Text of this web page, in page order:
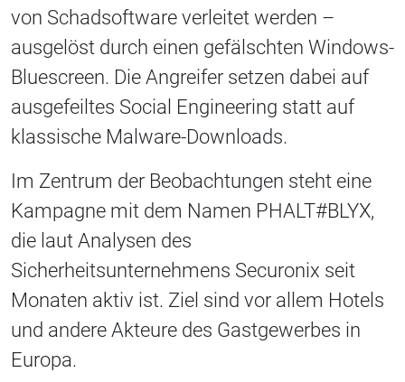
von Schadsoftware verleitet werden –
ausgelöst durch einen gefälschten Windows-
Bluescreen. Die Angreifer setzen dabei auf
ausgefeiltes Social Engineering statt auf
klassische Malware-Downloads.
Im Zentrum der Beobachtungen steht eine
Kampagne mit dem Namen PHALT#BLYX,
die laut Analysen des
Sicherheitsunternehmens Securonix seit
Monaten aktiv ist. Ziel sind vor allem Hotels
und andere Akteure des Gastgewerbes in
Europa.